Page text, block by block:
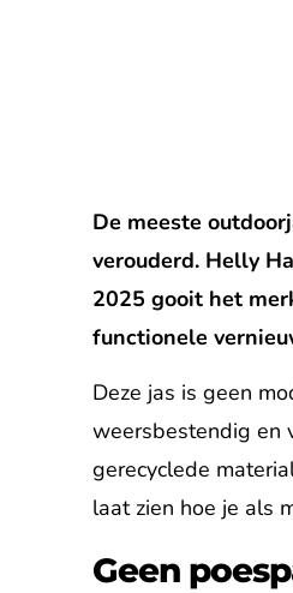
De meeste
verouderd. Helly
2025 gooit het
functionele
Deze jas is geen
weersbestendig en
gerecyclede
laat zien hoe je als
Geen